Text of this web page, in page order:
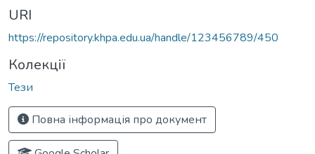
URI
https://repository.khpa.edu.ua/handle/123456789/450
Колекції
Тези
Повна інформація про документ